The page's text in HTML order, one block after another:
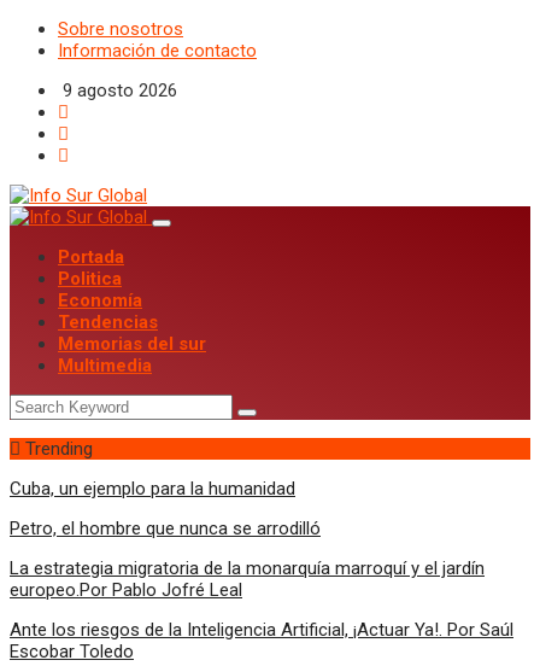
Sobre nosotros
Información de contacto
9 agosto 2026
Portada
Politica
Economía
Tendencias
Memorias del sur
Multimedia
Trending
Cuba, un ejemplo para la humanidad
Petro, el hombre que nunca se arrodilló
La estrategia migratoria de la monarquía marroquí y el jardín
europeo.Por Pablo Jofré Leal
Ante los riesgos de la Inteligencia Artificial, ¡Actuar Ya!. Por Saúl
Escobar Toledo